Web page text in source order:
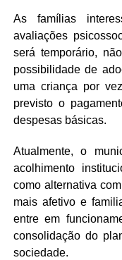
As famílias
avaliações
será temporário,
possibilidade de
uma criança por
previsto o
despesas básicas.
Atualmente, o
acolhimento
como alternativa
mais afetivo e
entre em
consolidação do
sociedade.